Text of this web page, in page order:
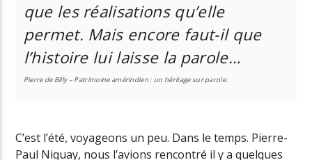
que les réalisations qu’elle
permet. Mais encore faut-il que
l’histoire lui laisse la parole…
Pierre de Billy – Patrimoine amérindien : un héritage sur parole.
C’est l’été, voyageons un peu. Dans le temps. Pierre-
Paul Niquay, nous l’avions rencontré il y a quelques